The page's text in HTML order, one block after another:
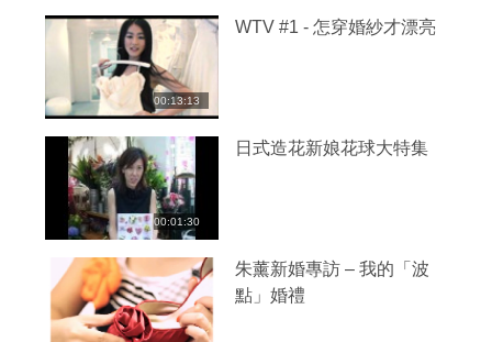
00:13:13
WTV #1 - 怎穿婚紗才漂亮
00:01:30
日式造花新娘花球大特集
朱薰新婚專訪 – 我的「波
點」婚禮